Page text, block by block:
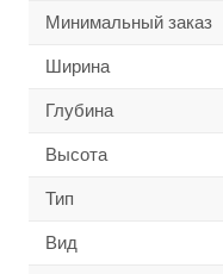
Минимальный заказ
Ширина
Глубина
Высота
Тип
Вид